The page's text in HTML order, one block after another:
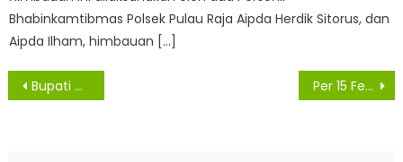
Bhabinkamtibmas Polsek Pulau Raja Aipda Herdik Sitorus, dan
Aipda Ilham, himbauan […]
Navigasi
Bupati Asahan Buka MTQ ke-52 Tingkat Kabupaten Asahan Per 15 Februari, Enam Warga Asahan Konfirmasi Dan Tujuh Sembuh Dari Virus Covid -19